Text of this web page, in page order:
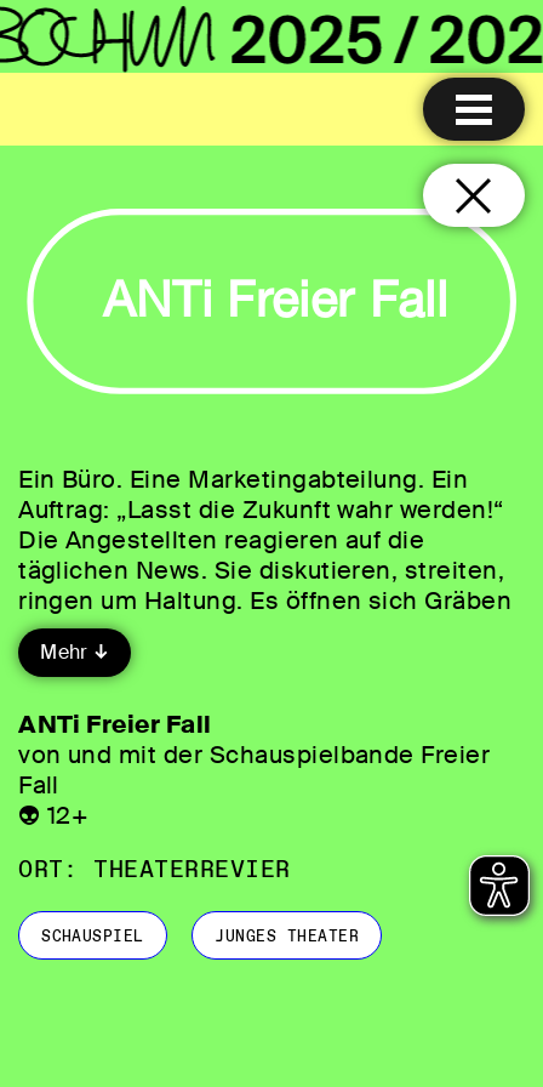
ANTi Freier Fall
Ein Büro. Eine Marketingabteilung. Ein
Auftrag: „Lasst die Zukunft wahr werden!“
Die Angestellten reagieren auf die
täglichen News. Sie diskutieren, streiten,
ringen um Haltung. Es öffnen sich Gräben
– nicht zwischen Abteilungen, sondern
Überzeugungen. Die Meinung von morgen
wird produziert. Die Zukunft: rosig – oder
etwa nicht? Die Schauspielbande Freier
Fall fragt, wie wir uns heute positionieren
und die Zukunft selbst in die Hand
nehmen können.
Mehr
ANTi Freier Fall
von und mit der Schauspielbande Freier
Fall
👽 12+
ORT: THEATERREVIER
SCHAUSPIEL JUNGES THEATER